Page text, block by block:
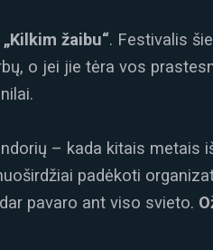
žaibu“. Festivalis
o jei jie tėra vos
– kada kitais metais
padėkoti
pavaro ant viso svieto.